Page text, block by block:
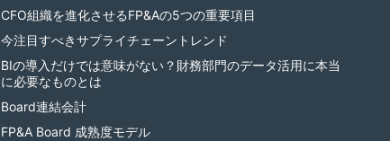
CFO組織を進化させるFP&Aの5つの重要項目
今注目すべきサプライチェーントレンド
BIの導入だけでは意味がない？財務部門のデータ活用に本当
に必要なものとは
Board連結会計
FP&A Board 成熟度モデル